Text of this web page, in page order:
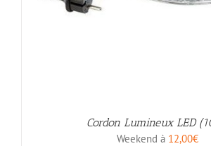
Cordon Lumineux LED
Weekend à 12,00€